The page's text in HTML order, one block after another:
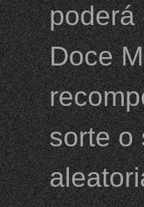
poderá
Doce
sorte o